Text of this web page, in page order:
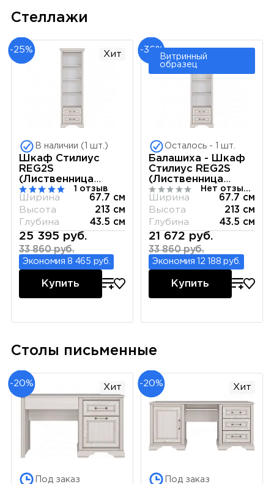
Стеллажи
-25% Хит
В наличии (1 шт.)
Шкаф Стилиус
REG2S
(Лиственница
сибирская)1 отзыв
Ширина
67.7 см
Высота
213 см
Глубина
43.5 см
25 395 руб.
33 860 руб.
Экономия 8 465 руб.
Купить
-36%
Витринный
образец
Осталось - 1 шт.
Балашиха - Шкаф
Стилиус REG2S
(Лиственница
сибирская)
Нет отзывов
Ширина
67.7 см
Высота
213 см
Глубина
43.5 см
21 672 руб.
33 860 руб.
Экономия 12 188 руб.
Купить
Столы письменные
-20% Хит
Под заказ
-20% Хит
Под заказ